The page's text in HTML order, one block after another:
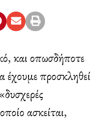
και οπωσδήποτε
έχουμε προσκληθεί
ασκείται,